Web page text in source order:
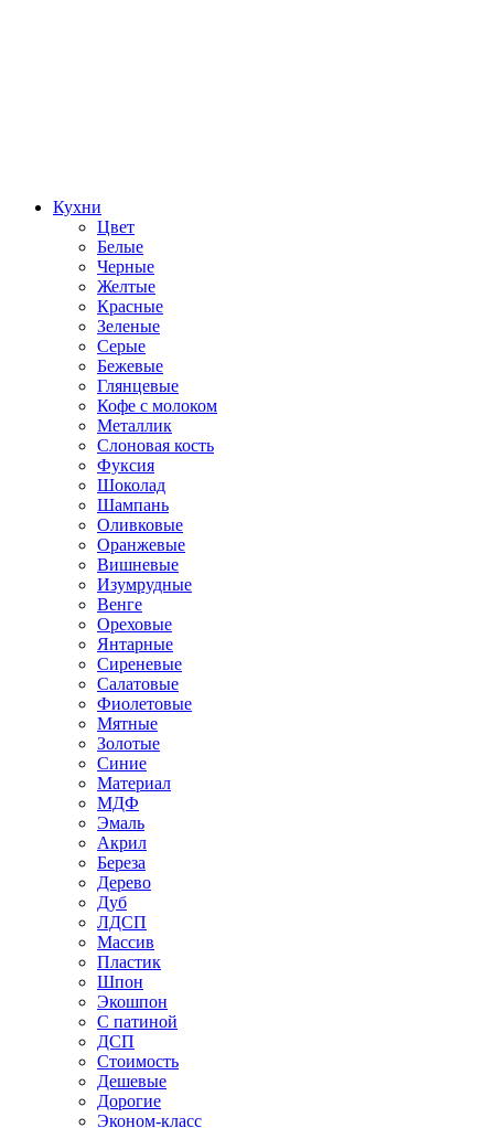
Кухни
Цвет
Белые
Черные
Желтые
Красные
Зеленые
Серые
Бежевые
Глянцевые
Кофе с молоком
Металлик
Слоновая кость
Фуксия
Шоколад
Шампань
Оливковые
Оранжевые
Вишневые
Изумрудные
Венге
Ореховые
Янтарные
Сиреневые
Салатовые
Фиолетовые
Мятные
Золотые
Синие
Материал
МДФ
Эмаль
Акрил
Береза
Дерево
Дуб
ЛДСП
Массив
Пластик
Шпон
Экошпон
С патиной
ДСП
Стоимость
Дешевые
Дорогие
Эконом-класс